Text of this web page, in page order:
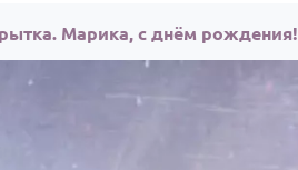
Марика, с днём рождения!